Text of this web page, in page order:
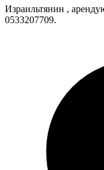
Израильтянин ,
0533207709.